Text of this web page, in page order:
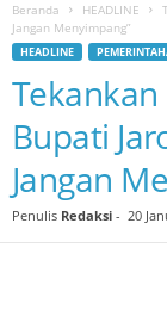
Beranda HEADLINE
Jangan Menyimpang”
HEADLINE
Tekankan
Bupati
Jangan
Penulis Redaksi - 20